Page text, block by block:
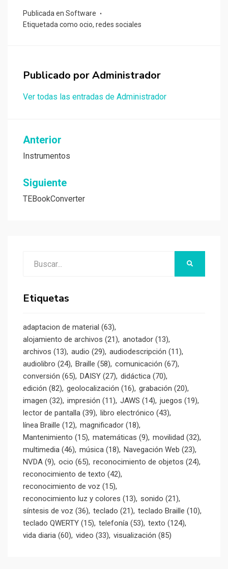
Publicada en Software
Etiquetada como ocio, redes sociales
Publicado porAdministrador
Ver todas las entradas de Administrador
Navegación
de
entradas
Anterior
Instrumentos
Siguiente
TEBookConverter
Etiquetas
adaptacion de material (63)
alojamiento de archivos (21) anotador (13)
archivos (13) audio (29) audiodescripción (11)
audiolibro (24) Braille (58) comunicación (67)
conversión (65) DAISY (27) didáctica (70)
edición (82) geolocalización (16) grabación (20)
imagen (32) impresión (11) JAWS (14) juegos (19)
lector de pantalla (39) libro electrónico (43)
línea Braille (12) magnificador (18)
Mantenimiento (15) matemáticas (9) movilidad (32)
multimedia (46) música (18) Navegación Web (23)
NVDA (9) ocio (65) reconocimiento de objetos (24)
reconocimiento de texto (42)
reconocimiento de voz (15)
reconocimiento luz y colores (13) sonido (21)
síntesis de voz (36) teclado (21) teclado Braille (10)
teclado QWERTY (15) telefonía (53) texto (124)
vida diaria (60) video (33) visualización (85)